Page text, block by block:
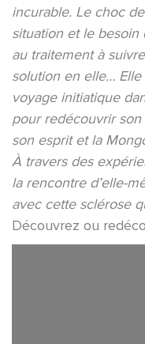
incurable. Le choc
situation et le
au traitement à
solution en elle…
voyage initiatique
pour redécouvrir
son esprit et la
À travers des
la rencontre d’elle-
avec cette sclérose
Découvrez ou